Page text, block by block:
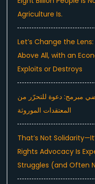
Agriculture Is.
Let’s Change the
Above All, with an
Exploits or Destroys
مبرمج: دعوة للتحرّر من
المعتقدات الموروثة
That’s Not
Rights Advocacy Is
Struggles (and Often